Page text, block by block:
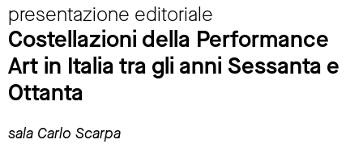
presentazione editoriale
Costellazioni della Performance
Art in Italia tra gli anni Sessanta e
Ottanta
sala Carlo Scarpa